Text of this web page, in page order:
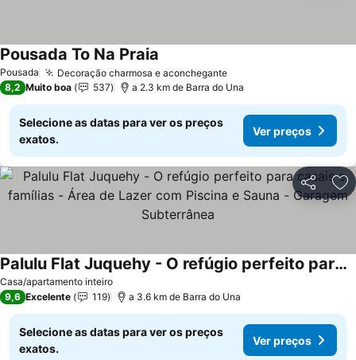
Pousada Decoração charmosa e aconchegante
Pousada To Na Praia
8,2 Muito boa 537 a 2.3 km de Barra do Una
Selecione as datas para ver os preços
exatos.
Ver preços
Partilhar
Casa/apartamento inteiro
Palulu Flat Juquehy - O refúgio perfeito para casais e famílias - Área de Lazer com Piscina e Sauna - Garagem Subterrânea
9,6 Excelente 119 a 3.6 km de Barra do Una
Selecione as datas para ver os preços
exatos.
Ver preços